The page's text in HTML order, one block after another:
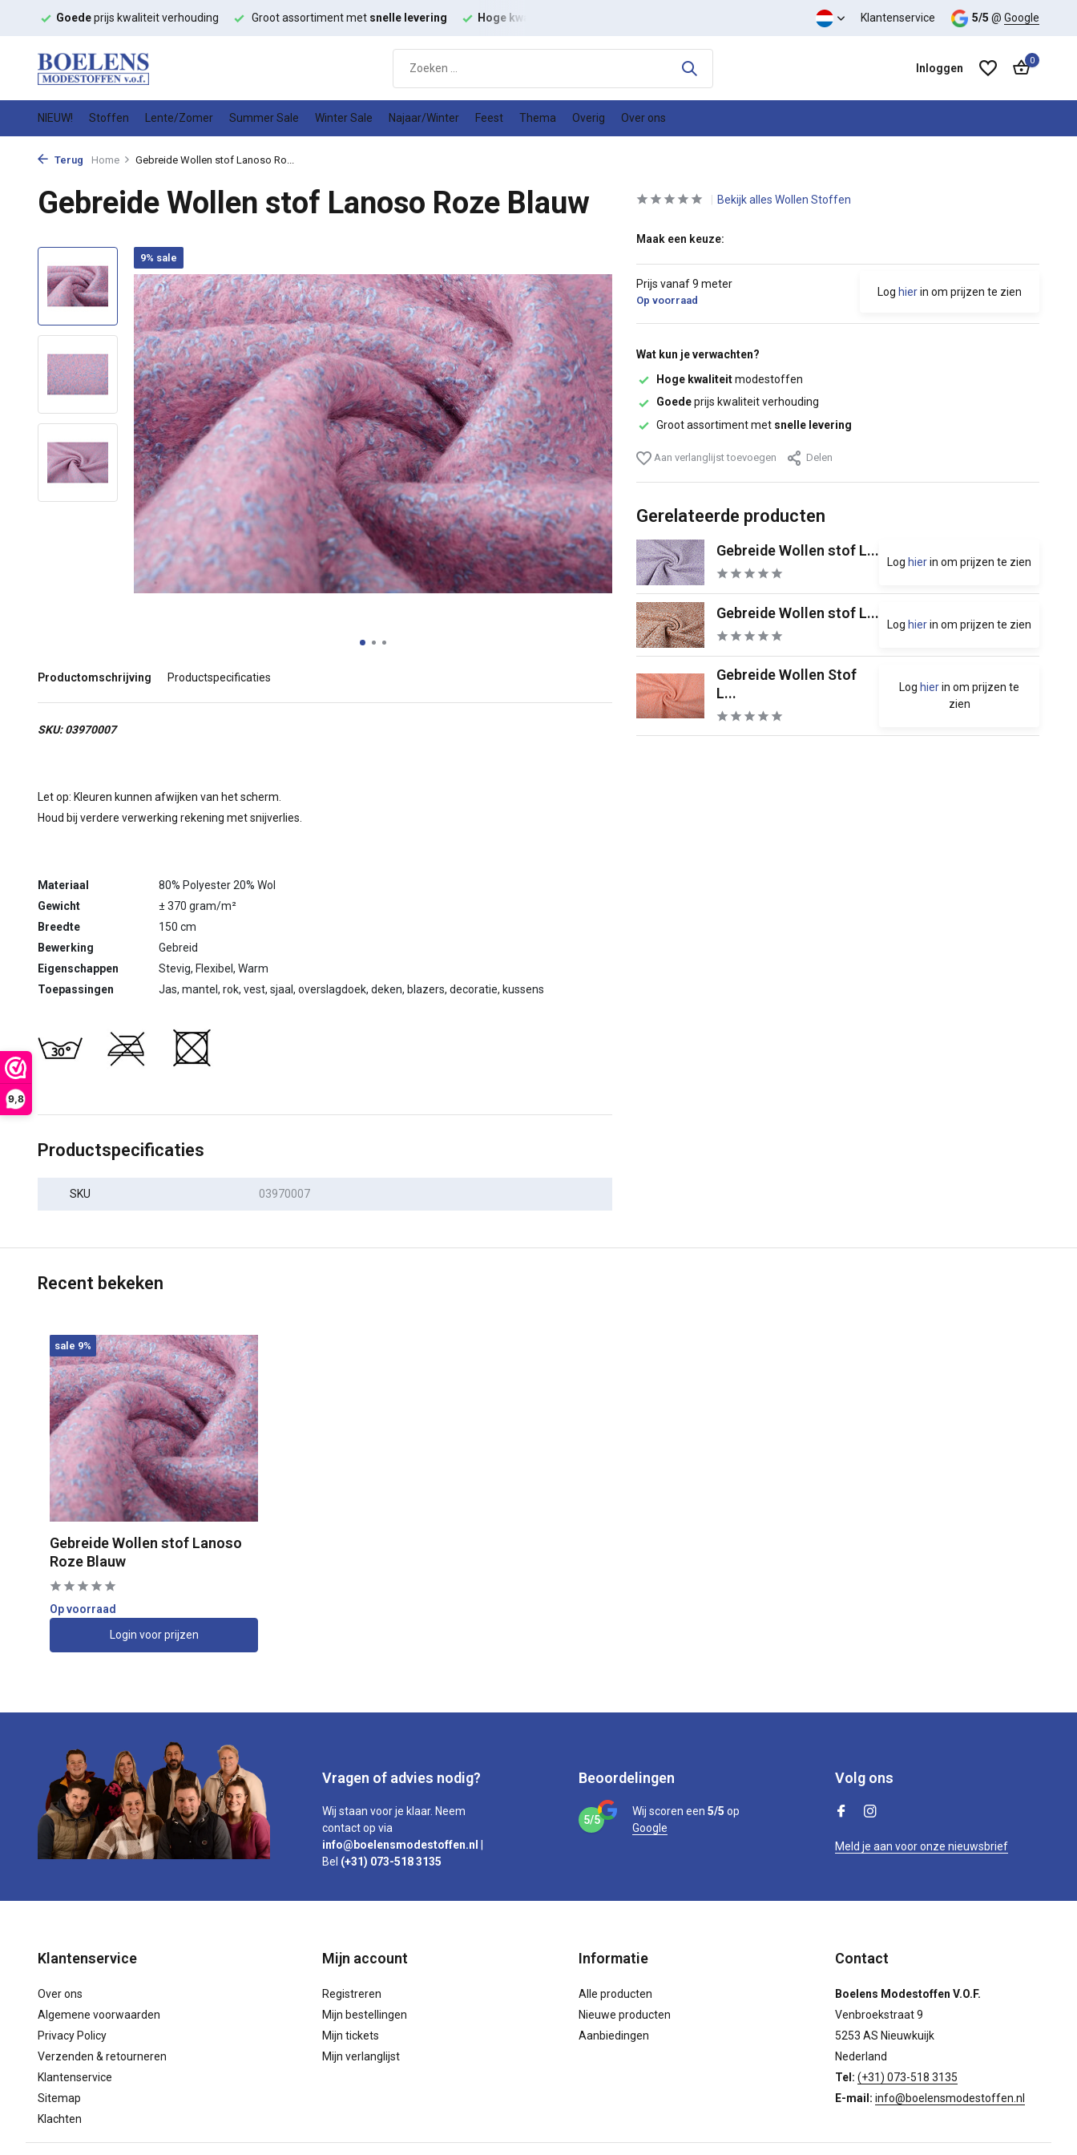
9,8
Goedeprijs kwaliteit verhouding Groot assortiment met snelle levering Hoge kwaliteit prijs kwaliteit verhouding Klantenservice 5/5 @ Google
Inloggen
0
NIEUW! Stoffen Lente/Zomer Summer Sale Winter Sale Najaar/Winter Feest Thema Overig Over ons
Terug Home Gebreide Wollen stof Lanoso Ro...
Gebreide Wollen stof Lanoso Roze Blauw
9% sale
Productomschrijving Productspecificaties
SKU: 03970007
Let op: Kleuren kunnen afwijken van het scherm.
Houd bij verdere verwerking rekening met snijverlies.
Materiaal
80% Polyester 20% Wol
Gewicht
± 370 gram/m²
Breedte
150 cm
Bewerking
Gebreid
Eigenschappen
Stevig, Flexibel, Warm
Toepassingen
Jas, mantel, rok, vest, sjaal, overslagdoek, deken, blazers, decoratie, kussens
Productspecificaties
SKU 03970007
Bekijk alles Wollen Stoffen
Maak een keuze:
Prijs vanaf 9 meter
Op voorraad
Log hierin om prijzen te zien
Wat kun je verwachten?
Hoge kwaliteitmodestoffen
Goedeprijs kwaliteit verhouding
Groot assortiment met snelle levering
Aan verlanglijst toevoegen Delen
Gerelateerde producten
Gebreide Wollen stof L...
Log hierin om prijzen te zien
Gebreide Wollen stof L...
Log hierin om prijzen te zien
Gebreide Wollen Stof
L...
Log hierin om prijzen te
zien
Recent bekeken
sale 9%
Gebreide Wollen stof Lanoso
Roze Blauw
Op voorraad
Login voor prijzen
Vragen of advies nodig?
Wij staan voor je klaar. Neem
contact op via
info@boelensmodestoffen.nl
Bel (+31) 073-518 3135
Beoordelingen
5/5
Wij scoren een 5/5 op
Google
Volg ons
Meld je aan voor onze nieuwsbrief
Klantenservice
Over ons
Algemene voorwaarden
Privacy Policy
Verzenden & retourneren
Klantenservice
Sitemap
Klachten
Mijn account
Registreren
Mijn bestellingen
Mijn tickets
Mijn verlanglijst
Informatie
Alle producten
Nieuwe producten
Aanbiedingen
Contact
Boelens Modestoffen V.O.F.
Venbroekstraat 9
5253 AS Nieuwkuijk
Nederland
Tel: (+31) 073-518 3135
E-mail: info@boelensmodestoffen.nl